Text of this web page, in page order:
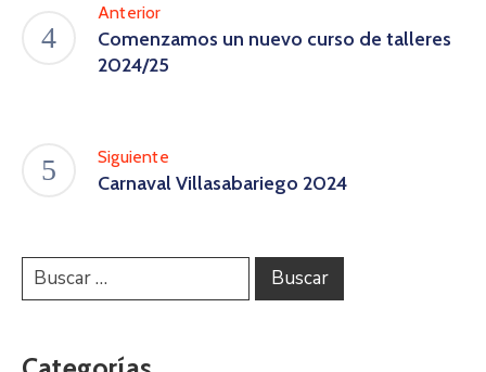
Anterior
Comenzamos un nuevo curso de talleres
2024/25
Siguiente
Carnaval Villasabariego 2024